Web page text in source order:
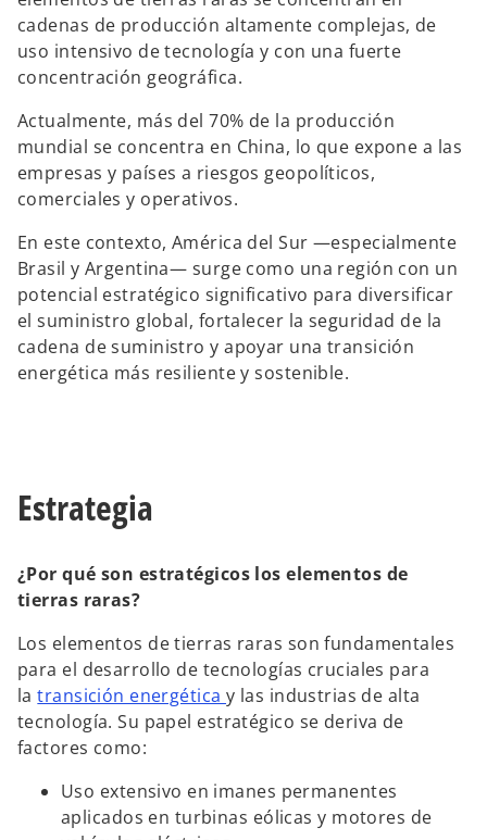
cadenas de producción altamente complejas, de
uso intensivo de tecnología y con una fuerte
concentración geográfica.
Actualmente, más del 70% de la producción
mundial se concentra en China, lo que expone a las
empresas y países a riesgos geopolíticos,
comerciales y operativos.
En este contexto, América del Sur —especialmente
Brasil y Argentina— surge como una región con un
potencial estratégico significativo para diversificar
el suministro global, fortalecer la seguridad de la
cadena de suministro y apoyar una transición
energética más resiliente y sostenible.
Estrategia
¿Por qué son estratégicos los elementos de
tierras raras?
Los elementos de tierras raras son fundamentales
para el desarrollo de tecnologías cruciales para
latransición energéticay las industrias de alta
tecnología. Su papel estratégico se deriva de
factores como:
Uso extensivo en imanes permanentes
aplicados en turbinas eólicas y motores de